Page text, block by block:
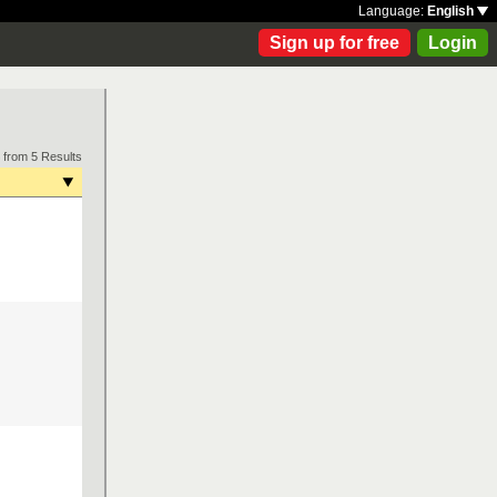
Language: English
Sign up for free Login
from 5 Results